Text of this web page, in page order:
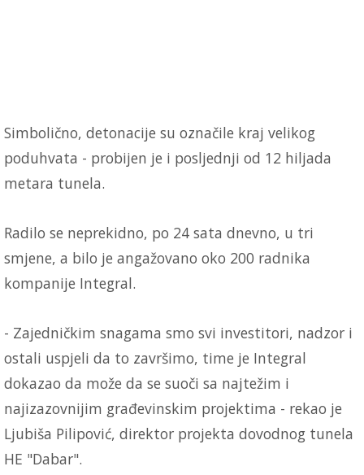
Simbolično, detonacije su označile kraj velikog
poduhvata - probijen je i posljednji od 12 hiljada
metara tunela.
Radilo se neprekidno, po 24 sata dnevno, u tri
smjene, a bilo je angažovano oko 200 radnika
kompanije Integral.
- Zajedničkim snagama smo svi investitori, nadzor i
ostali uspjeli da to završimo, time je Integral
dokazao da može da se suoči sa najtežim i
najizazovnijim građevinskim projektima - rekao je
Ljubiša Pilipović, direktor projekta dovodnog tunela
HE "Dabar".